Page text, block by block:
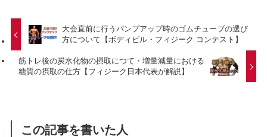
大会直前に行うパンプアップ時のゴムチューブの選び
方について【ボディビル・フィジーク コンテスト】
筋トレ後の炭水化物の摂取につて・増量減量における
糖質の摂取の仕方【フィジーク日本代表が解説】
この記事を書いた人